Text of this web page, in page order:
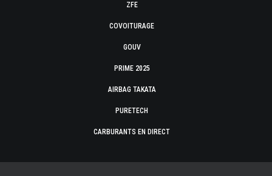
ZFE
COVOITURAGE
GOUV
PRIME 2025
AIRBAG TAKATA
PURETECH
CARBURANTS EN DIRECT